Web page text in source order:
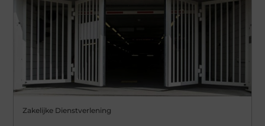
Zakelijke Dienstverlening